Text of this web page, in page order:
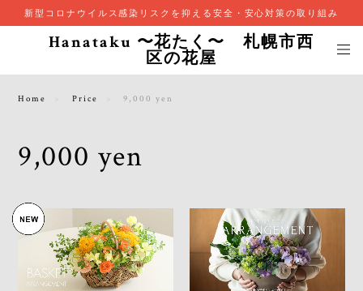
新型コロナウイルス感染リスクを抑える安全・安心対策の取り組み
Hanataku 〜花たく〜 札幌市西
区の花屋
Home Price 9,000 yen
9,000 yen